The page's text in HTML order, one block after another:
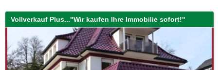
Vollverkauf Plus..."Wir kaufen Ihre Immobilie sofort!"